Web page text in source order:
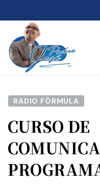
RADIO FÓRMULA
CURSO DE